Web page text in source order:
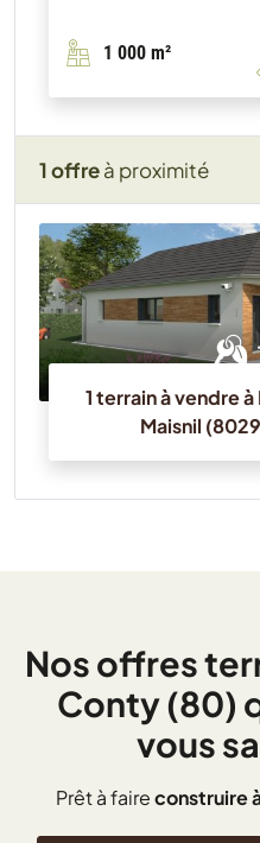
1 000 m²
1 offreà proximité
1 terrain à vendre
Maisnil
Nos offres
Conty (80)
vous
Prêt à faireconstruire